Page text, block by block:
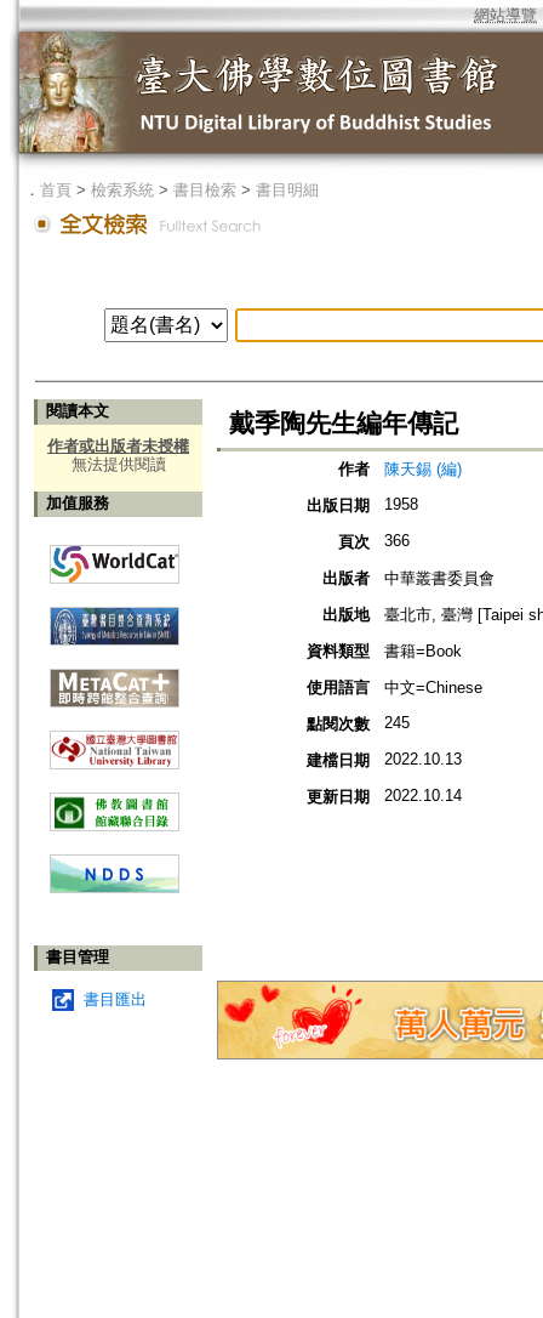
網站導覽
． 首頁 > 檢索系統 > 書目檢索 > 書目明細
閱讀本文
作者或出版者未授權
無法提供閱讀
加值服務
書目管理
書目匯出
戴季陶先生編年傳記
作者
陳天錫 (編)
出版日期
1958
頁次 366
出版者
中華叢書委員會
出版地
臺北市, 臺灣 [Taipei
資料類型
書籍=Book
使用語言
中文=Chinese
點閱次數
245
建檔日期 2022.10.13
更新日期 2022.10.14